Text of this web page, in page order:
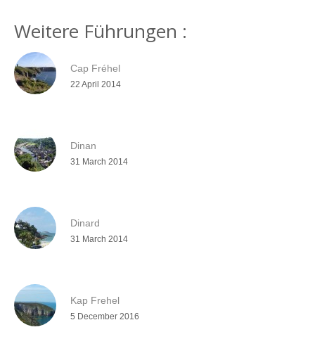
Weitere Führungen :
Cap Fréhel
22 April 2014
Dinan
31 March 2014
Dinard
31 March 2014
Kap Frehel
5 December 2016